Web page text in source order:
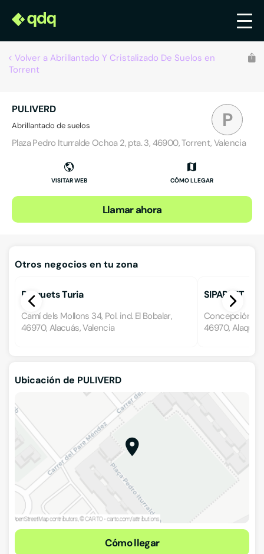
Volver a Abrillantado Y Cristalizado De Suelos en
Torrent
P
PULIVERD
Abrillantado de suelos
Plaza Pedro Iturralde Ochoa 2, pta. 3, 46900, Torrent, Valencia
VISITAR WEB CÓMO LLEGAR
Llamar ahora
Otros negocios en tu zona
Parquets Turia
Camí dels Mollons 34, Pol. ind. El Bobalar,
46970, Alacuás, Valencia
SIPARKET
Concepción
46970,
Ubicación de PULIVERD
Cómo llegar